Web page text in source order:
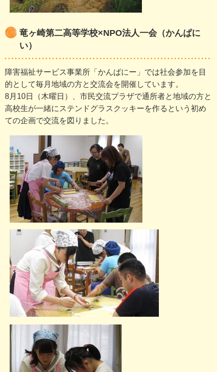
竜ヶ崎第二高等学校×NPO法人一会（かんぱに
い）
障害福祉サービス事業所「かんぱにー」では社会参加を目
的として毎月地域の方と交流会を開催しています。
8月10日（木曜日）、市民交流プラザで通所者と地域の方と
高校生が一緒にステンドグラスクッキーを作るという初め
ての企画で交流を図りました。